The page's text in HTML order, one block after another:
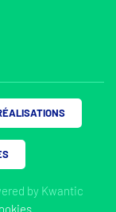
by Kwantic